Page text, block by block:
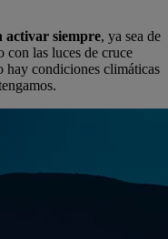
activar siempre, ya sea de
con las luces de cruce
hay condiciones climáticas